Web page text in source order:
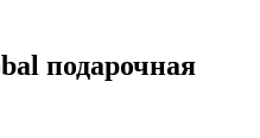
подарочная